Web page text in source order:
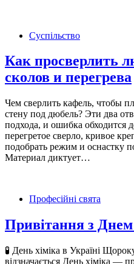
Суспільство
Как просверлить
сколов и перегрева
Чем сверлить кафель, чтобы
стену под дюбель? Эти два
подхода, и ошибка обходится
перегретое сверло, кривое
подобрать режим и оснастку
Материал диктует…
Професійні свята
Привітання з Днем
🧪 День хіміка в Україні
відзначається День хіміка —